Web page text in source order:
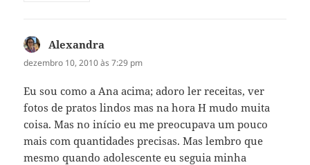
Alexandra
dezembro 10, 2010 às 7:29 pm
Eu sou como a Ana acima; adoro ler receitas, ver
fotos de pratos lindos mas na hora H mudo muita
coisa. Mas no início eu me preocupava um pouco
mais com quantidades precisas. Mas lembro que
mesmo quando adolescente eu seguia minha